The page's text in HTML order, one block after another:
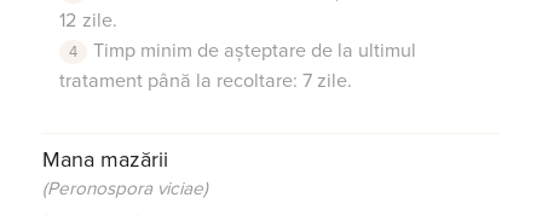
12 zile.
Timp minim de așteptare de la ultimul
tratament până la recoltare: 7 zile.
Mana mazării
(Peronospora viciae)